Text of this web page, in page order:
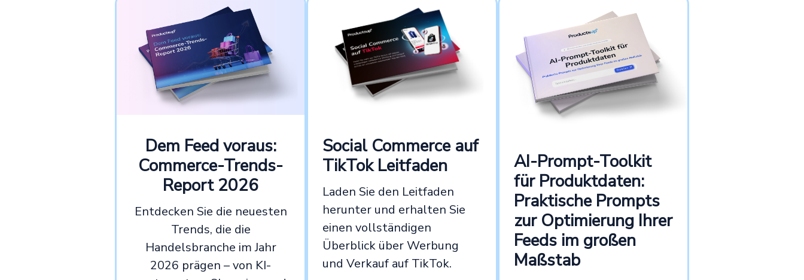
Dem Feed voraus:
Commerce-Trends-
Report 2026
Entdecken Sie die neuesten
Trends, die die
Handelsbranche im Jahr
2026 prägen – von KI-
Social Commerce auf
TikTok Leitfaden
Laden Sie den Leitfaden
herunter und erhalten Sie
einen vollständigen
Überblick über Werbung
und Verkauf auf TikTok.
AI-Prompt-Toolkit
für Produktdaten:
Praktische Prompts
zur Optimierung Ihrer
Feeds im großen
Maßstab